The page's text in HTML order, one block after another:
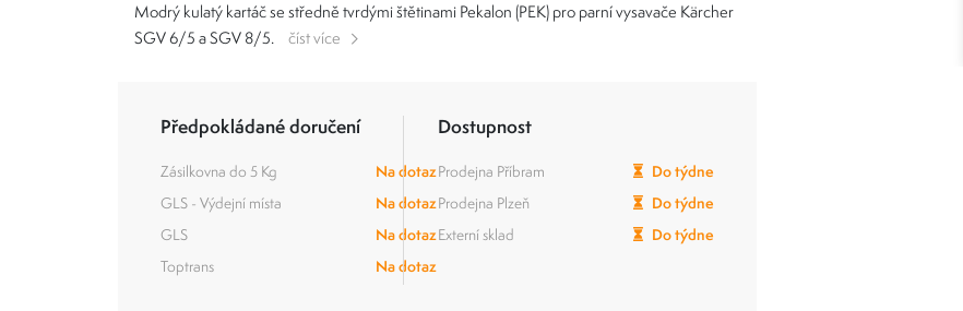
Modrý kulatý kartáč se středně tvrdými štětinami Pekalon (PEK) pro parní vysavače Kärcher
SGV 6/5 a SGV 8/5.
číst více
Předpokládané doručení
Zásilkovna do 5 Kg
Na dotaz
GLS - Výdejní místa
Na dotaz
GLS
Na dotaz
Toptrans
Na dotaz
Dostupnost
Prodejna Příbram
Do týdne
Prodejna Plzeň
Do týdne
Externí sklad
Do týdne